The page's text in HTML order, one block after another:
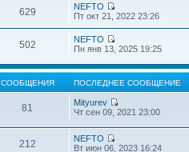
629
NEFTO
Пт окт 21, 2022 23:26
502
NEFTO
Пн янв 13, 2025 19:25
СООБЩЕНИЯ ПОСЛЕДНЕЕ СООБЩЕНИЕ
81
Mityurev
Чт сен 09, 2021 23:00
212
NEFTO
Вт июн 06, 2023 16:24